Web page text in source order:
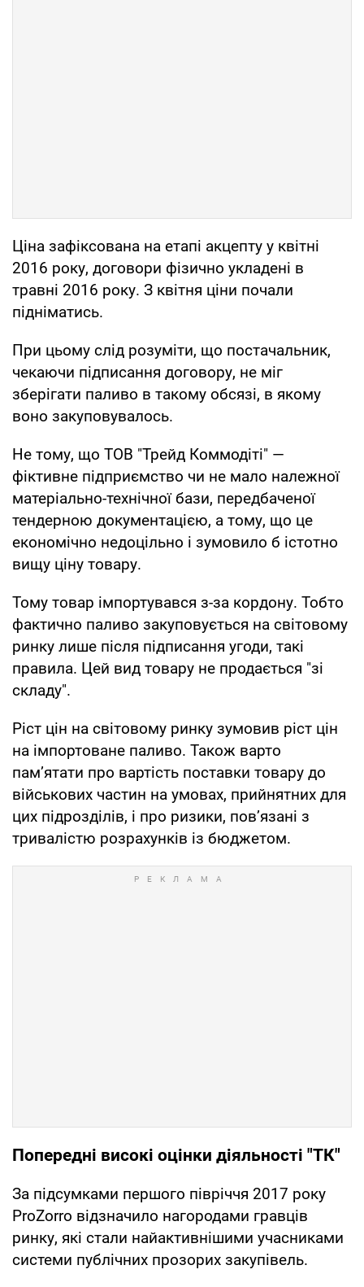
Ціна зафіксована на етапі акцепту у квітні
2016 року, договори фізично укладені в
травні 2016 року. З квітня ціни почали
підніматись.
При цьому слід розуміти, що постачальник,
чекаючи підписання договору, не міг
зберігати паливо в такому обсязі, в якому
воно закуповувалось.
Не тому, що ТОВ "Трейд Коммодіті" —
фіктивне підприємство чи не мало належної
матеріально-технічної бази, передбаченої
тендерною документацією, а тому, що це
економічно недоцільно і зумовило б істотно
вищу ціну товару.
Тому товар імпортувався з-за кордону. Тобто
фактично паливо закуповується на світовому
ринку лише після підписання угоди, такі
правила. Цей вид товару не продається "зі
складу".
Ріст цін на світовому ринку зумовив ріст цін
на імпортоване паливо. Також варто
пам’ятати про вартість поставки товару до
військових частин на умовах, прийнятних для
цих підрозділів, і про ризики, пов’язані з
тривалістю розрахунків із бюджетом.
Попередні високі оцінки діяльності "ТК"
За підсумками першого півріччя 2017 року
ProZorro відзначило нагородами гравців
ринку, які стали найактивнішими учасниками
системи публічних прозорих закупівель.